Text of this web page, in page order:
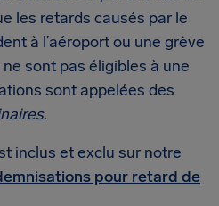
les retards causés par le
à l’aéroport ou une grève
sont pas éligibles à une
sont appelées des
.
inclus et exclu sur notre
pour retard de